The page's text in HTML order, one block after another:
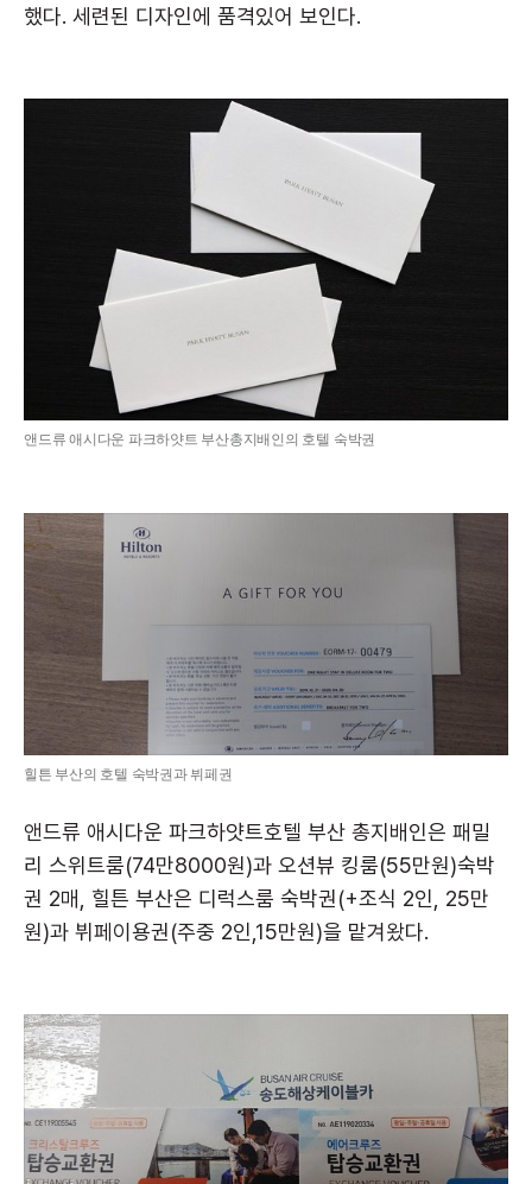
했다. 세련된 디자인에 품격있어 보인다.
앤드류 애시다운 파크하얏트 부산총지배인의 호텔 숙박권
힐튼 부산의 호텔 숙박권과 뷔페권
앤드류 애시다운 파크하얏트호텔 부산 총지배인은 패밀
리 스위트룸(74만8000원)과 오션뷰 킹룸(55만원)숙박
권 2매, 힐튼 부산은 디럭스룸 숙박권(+조식 2인, 25만
원)과 뷔페이용권(주중 2인,15만원)을 맡겨왔다.